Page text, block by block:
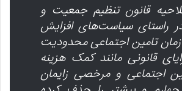
قانون تنظیم جمعیت و
راستای سیاست‌های افزایش
تامین اجتماعی محدودیت
قانونی مانند کمک هزینه
اجتماعی و مرخصی زایمان